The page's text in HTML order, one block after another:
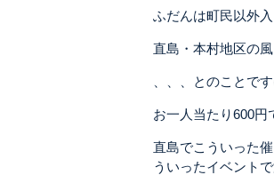
ふだんは町民以外
直島・本村地区の
、、、とのことで
お一人当たり600円
直島でこういった
ういったイベント